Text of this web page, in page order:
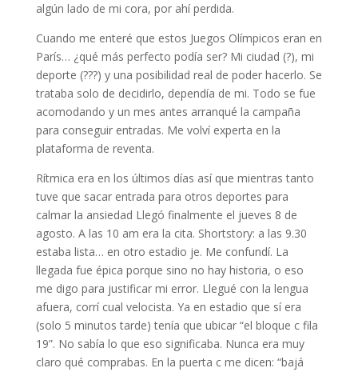
algún lado de mi cora, por ahí perdida.
Cuando me enteré que estos Juegos Olímpicos eran en
París… ¿qué más perfecto podía ser? Mi ciudad (?), mi
deporte (???) y una posibilidad real de poder hacerlo. Se
trataba solo de decidirlo, dependía de mi. Todo se fue
acomodando y un mes antes arranqué la campaña
para conseguir entradas. Me volví experta en la
plataforma de reventa.
Rítmica era en los últimos días así que mientras tanto
tuve que sacar entrada para otros deportes para
calmar la ansiedad Llegó finalmente el jueves 8 de
agosto. A las 10 am era la cita. Shortstory: a las 9.30
estaba lista… en otro estadio je. Me confundí. La
llegada fue épica porque sino no hay historia, o eso
me digo para justificar mi error. Llegué con la lengua
afuera, corrí cual velocista. Ya en estadio que sí era
(solo 5 minutos tarde) tenía que ubicar “el bloque c fila
19”. No sabía lo que eso significaba. Nunca era muy
claro qué comprabas. En la puerta c me dicen: “bajá